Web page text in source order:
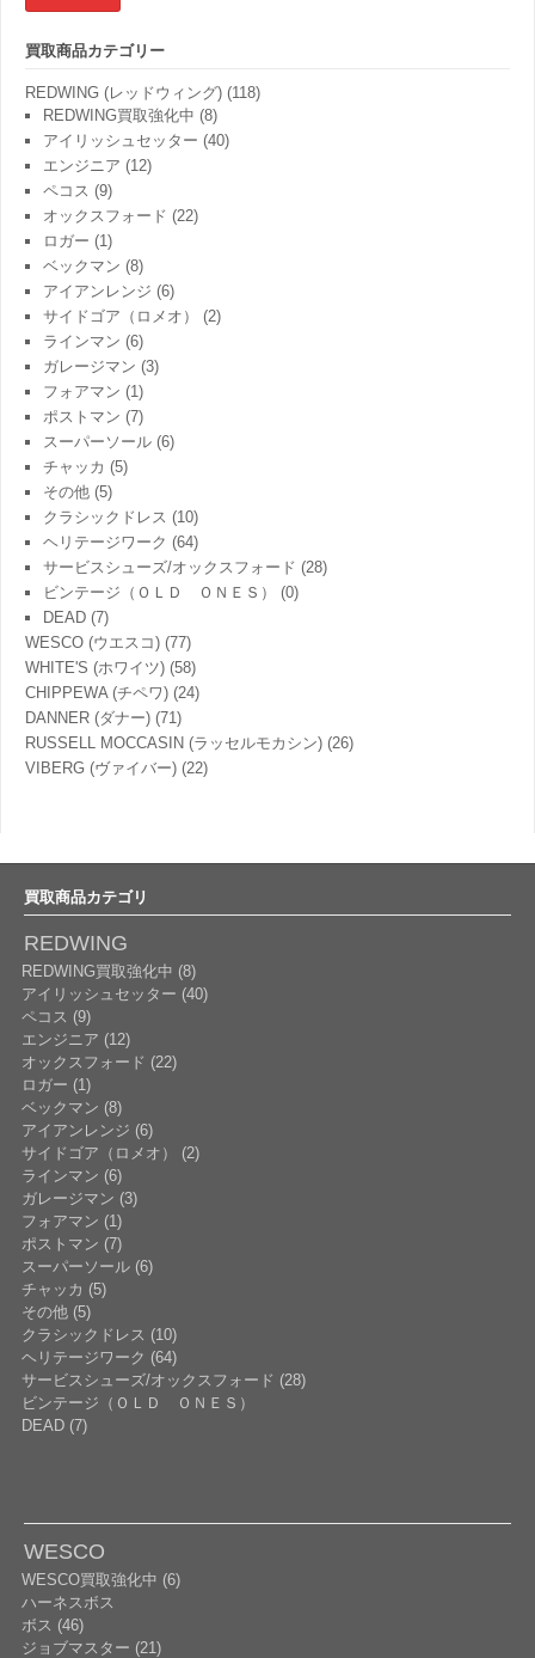
果:
買取商品カテゴリー
REDWING (レッドウィング) (118)
REDWING買取強化中 (8)
アイリッシュセッター (40)
エンジニア (12)
ペコス (9)
オックスフォード (22)
ロガー (1)
ベックマン (8)
アイアンレンジ (6)
サイドゴア（ロメオ）
(2)
ラインマン (6)
ガレージマン (3)
フォアマン (1)
ポストマン (7)
スーパーソール (6)
チャッカ (5)
その他 (5)
クラシックドレス (10)
ヘリテージワーク (64)
サービスシューズ/オックスフォード (28)
ビンテージ（ＯＬＤ ＯＮＥＳ）
(0)
DEAD (7)
WESCO (ウエスコ) (77)
WHITE'S (ホワイツ) (58)
CHIPPEWA (チペワ) (24)
DANNER (ダナー) (71)
RUSSELL MOCCASIN (ラッセルモカシン) (26)
VIBERG (ヴァイバー) (22)
買取商品カテゴリ
REDWING
REDWING買取強化中 (8)
アイリッシュセッター (40)
ペコス (9)
エンジニア (12)
オックスフォード (22)
ロガー (1)
ベックマン (8)
アイアンレンジ (6)
サイドゴア（ロメオ） (2)
ラインマン (6)
ガレージマン (3)
フォアマン (1)
ポストマン (7)
スーパーソール (6)
チャッカ (5)
その他 (5)
クラシックドレス (10)
ヘリテージワーク (64)
サービスシューズ/オックスフォード (28)
ビンテージ（ＯＬＤ ＯＮＥＳ）
DEAD (7)
WESCO
WESCO買取強化中 (6)
ハーネスボス
ボス (46)
ジョブマスター (21)